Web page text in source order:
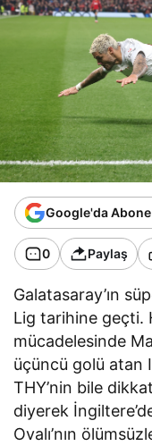
Google'da Abone
0 Paylaş
Galatasaray’ın
Lig tarihine geçti.
mücadelesinde
üçüncü golü atan
THY’nin bile
diyerek
Ovalı’nın